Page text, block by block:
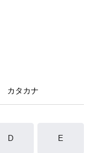
カタカナ
D E